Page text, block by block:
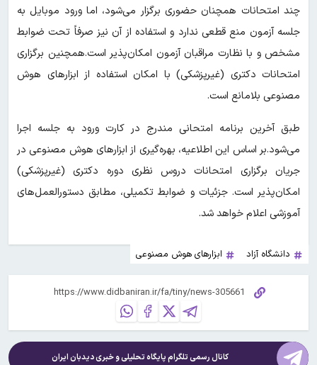
چند امتحانات همچنان حضوری برگزار می‌شود، اما ورود موبایل به
جلسه آزمون منع قطعی ندارد و استفاده از آن نیز صرفاً تحت ضوابط
مشخص و با نظارت مراقبان آزمون امکان‌پذیر است.همچنین برگزاری
امتحانات دکتری (غیرپزشکی) با امکان استفاده از ابزارهای هوش
مصنوعی بلامانع است.
طبق آخرین برنامه امتحانی مندرج در کارت ورود به جلسه اجرا
می‌شود.بر اساس این اطلاعیه، بهره‌گیری از ابزارهای هوش مصنوعی در
جریان برگزاری امتحانات دروس نظری دوره دکتری (غیرپزشکی)
امکان‌پذیر است. جزئیات و ضوابط تکمیلی، مطابق دستورالعمل‌های
آموزشی اعلام خواهد شد.
دانشگاه آزاد ابزارهای هوش مصنوعی
کانال رسمی تلگرام پایگاه تحلیلی و خبریدیدبان ایران